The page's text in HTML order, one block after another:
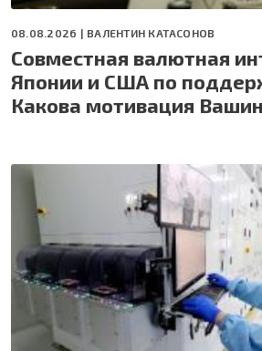
08.08.2026 | ВАЛЕНТИН КАТАСОНОВ
Совместная валютная
Японии и США по
Какова мотивация